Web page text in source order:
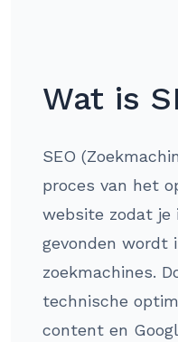
Wat is
SEO
proces van het
website zodat je
gevonden wordt
zoekmachines.
technische
content en